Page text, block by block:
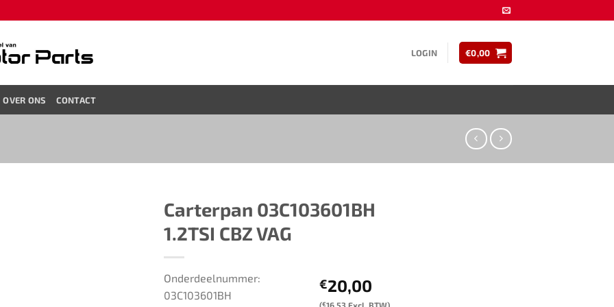
LOGIN €0,00
OVER ONS CONTACT
Carterpan 03C103601BH
1.2TSI CBZ VAG
€20,00
(€16,53 Excl. BTW)
Onderdeelnummer:
03C103601BH